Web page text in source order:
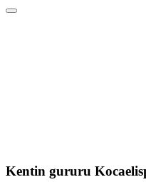
Kentin gururu